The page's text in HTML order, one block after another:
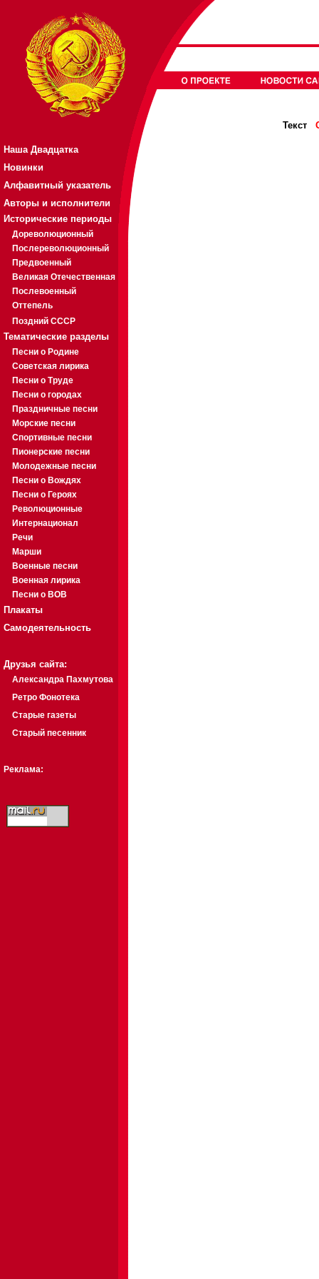
Наша Двадцатка
Новинки
Алфавитный указатель
Авторы и исполнители
Исторические периоды
Дореволюционный
Послереволюционный
Предвоенный
Великая Отечественная
Послевоенный
Оттепель
Поздний СССР
Тематические разделы
Песни о Родине
Советская лирика
Песни о Труде
Песни о городах
Праздничные песни
Морские песни
Спортивные песни
Пионерские песни
Молодежные песни
Песни о Вождях
Песни о Героях
Революционные
Интернационал
Речи
Марши
Военные песни
Военная лирика
Песни о ВОВ
Плакаты
Самодеятельность
Друзья сайта:
Александра Пахмутова
Ретро Фонотека
Старые газеты
Старый песенник
Реклама:
Текст